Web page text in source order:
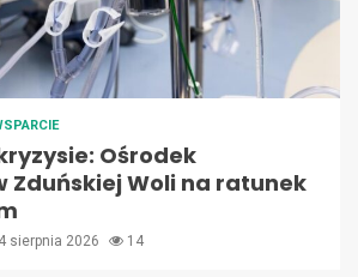
Ośrodek
Zduńskiej Woli na ratunek
4 sierpnia 2026 14